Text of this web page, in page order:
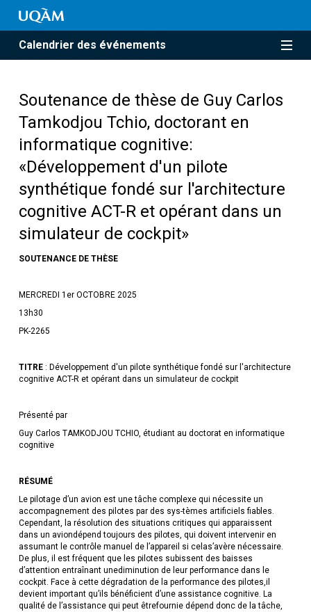
Calendrier des événements
Soutenance de thèse de Guy Carlos
Tamkodjou Tchio, doctorant en
informatique cognitive:
«Développement d'un pilote
synthétique fondé sur l'architecture
cognitive ACT-R et opérant dans un
simulateur de cockpit»
SOUTENANCE DE THÈSE
MERCREDI 1er OCTOBRE 2025
13h30
PK-2265
TITRE: Développement d'un pilote synthétique fondé sur l'architecture
cognitive ACT-R et opérant dans un simulateur de cockpit
Présenté par
Guy Carlos TAMKODJOU TCHIO, étudiant au doctorat en informatique
cognitive
RÉSUMÉ
Le pilotage d’un avion est une tâche complexe qui nécessite un
accompagnement des pilotes par des sys-tèmes artificiels fiables.
Cependant, la résolution des situations critiques qui apparaissent
dans un aviondépend toujours des pilotes, qui doivent intervenir en
assumant le contrôle manuel de l’appareil si celas’avère nécessaire.
De plus, il est fréquent que les pilotes subissent des baisses
d’attention entraînant unediminution de leur performance dans le
cockpit. Face à cette dégradation de la performance des pilotes,il
devient important qu’ils bénéficient d’une assistance cognitive. La
qualité de l’assistance qui peut êtrefournie dépend donc de la tâche,